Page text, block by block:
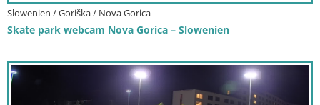
Slowenien / Goriška / Nova Gorica
Skate park webcam Nova Gorica – Slowenien